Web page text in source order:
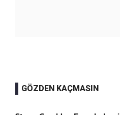
GÖZDEN KAÇMASIN